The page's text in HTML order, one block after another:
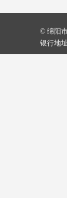
© 绵阳
银行地